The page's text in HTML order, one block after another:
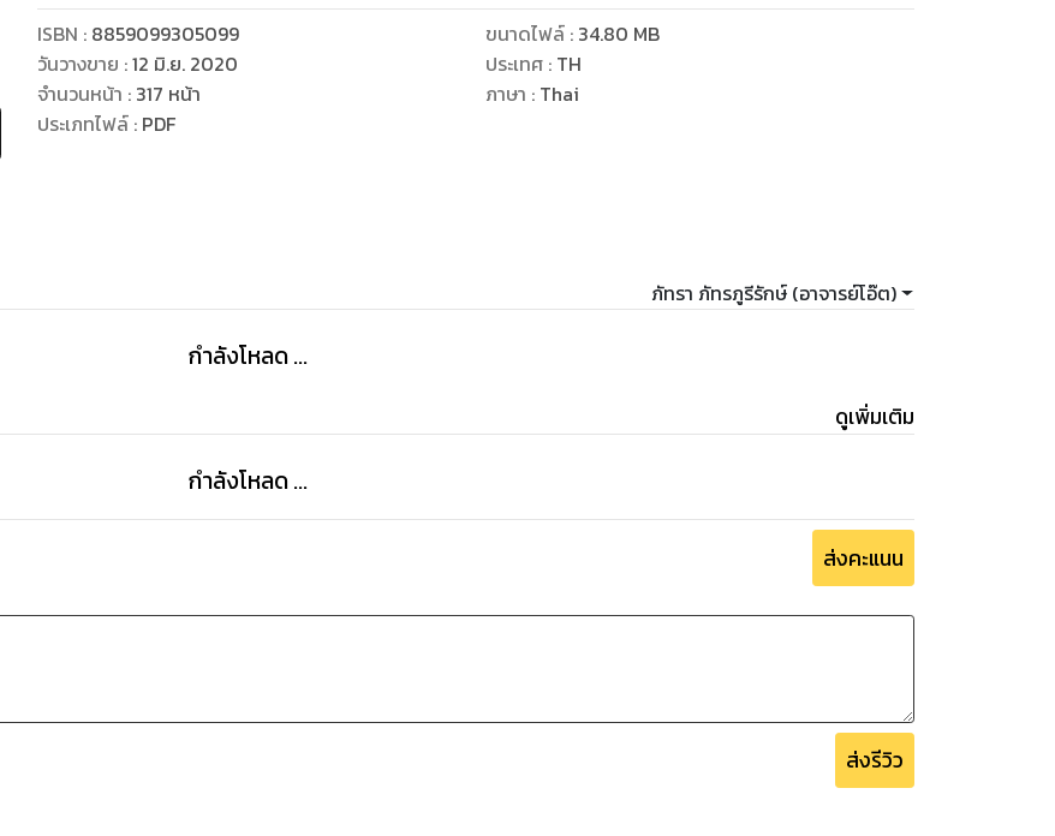
ISBN : 8859099305099
วันวางขาย :12 มิ.ย. 2020
จำนวนหน้า : 317 หน้า
ประเภทไฟล์: PDF
ขนาดไฟล์: 34.80 MB
ประเทศ : TH
ภาษา : Thai
ภัทรา ภัทรภูรีรักษ์ (อาจารย์โอ๊ต)
กำลังโหลด ...
ดูเพิ่มเติม
กำลังโหลด ...
ส่งคะแนน
ส่งรีวิว